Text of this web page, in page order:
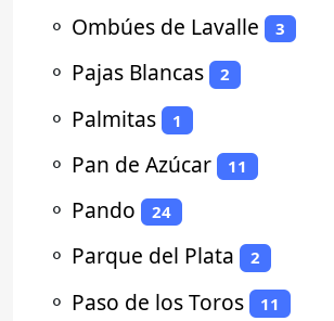
⚬ Ombúes de Lavalle 3
⚬ Pajas Blancas 2
⚬ Palmitas 1
⚬ Pan de Azúcar 11
⚬ Pando 24
⚬ Parque del Plata 2
⚬ Paso de los Toros 11